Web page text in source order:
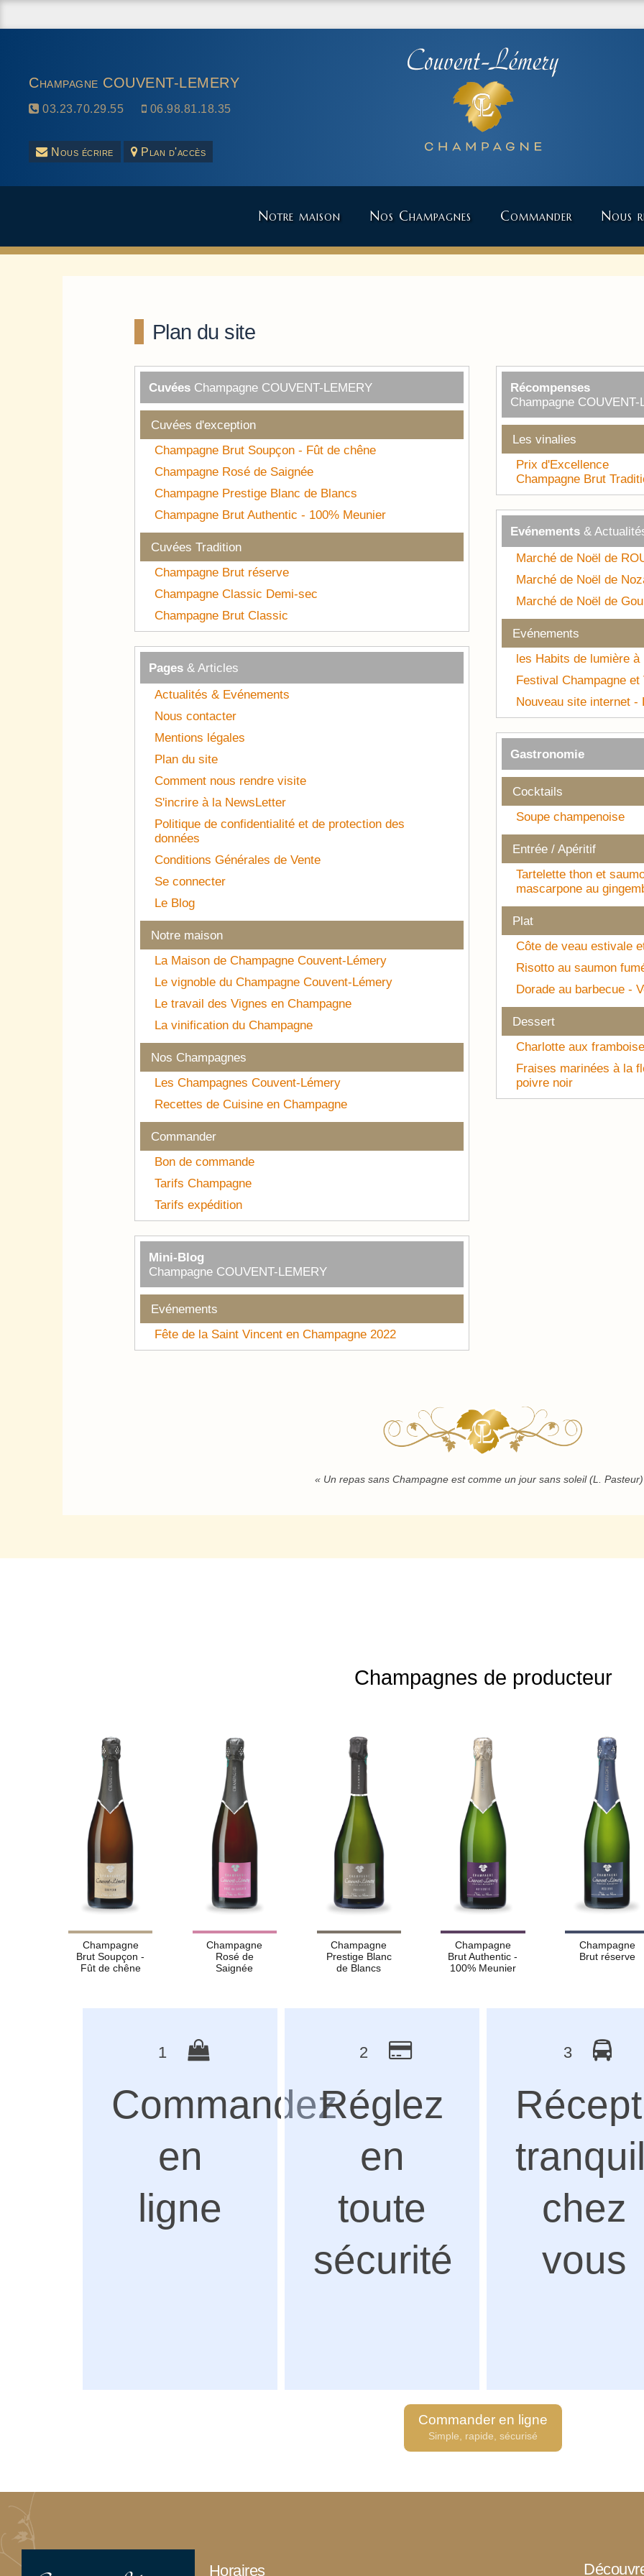
Champagne COUVENT-LEMERY
03.23.70.29.55 06.98.81.18.35
Nous écrire Plan d'accès
Notre maison Nos Champagnes Commander Nous
Plan du site
Cuvées Champagne COUVENT-LEMERY
Cuvées d'exception
Champagne Brut Soupçon - Fût de chêne
Champagne Rosé de Saignée
Champagne Prestige Blanc de Blancs
Champagne Brut Authentic - 100% Meunier
Cuvées Tradition
Champagne Brut réserve
Champagne Classic Demi-sec
Champagne Brut Classic
Pages & Articles
Actualités & Evénements
Nous contacter
Mentions légales
Plan du site
Comment nous rendre visite
S'incrire à la NewsLetter
Politique de confidentialité et de protection des
données
Conditions Générales de Vente
Se connecter
Le Blog
Notre maison
La Maison de Champagne Couvent-Lémery
Le vignoble du Champagne Couvent-Lémery
Le travail des Vignes en Champagne
La vinification du Champagne
Nos Champagnes
Les Champagnes Couvent-Lémery
Recettes de Cuisine en Champagne
Commander
Bon de commande
Tarifs Champagne
Tarifs expédition
Mini-Blog
Champagne COUVENT-LEMERY
Evénements
Fête de la Saint Vincent en Champagne 2022
Récompenses
Champagne COUVENT-
Les vinalies
Prix d'Excellence
Champagne Brut
Evénements&
Marché de Noël de
Marché de Noël de
Marché de Noël de
Evénements
les Habits de lumière à
Festival Champagne et
Nouveau site internet -
Gastronomie
Cocktails
Soupe champenoise
Entrée / Apéritif
Tartelette thon et
mascarpone au
Plat
Côte de veau estivale
Risotto au saumon
Dorade au barbecue -
Dessert
Charlotte aux
Fraises marinées à la
poivre noir
« Un repas sans Champagne est comme un jour sans soleil (L.
Champagnes de producteur
Champagne
Brut Soupçon -
Fût de chêne
Champagne
Rosé de
Saignée
Champagne
Prestige Blanc
de Blancs
Champagne
Brut Authentic -
100% Meunier
Champagne
Brut réserve
1
Commandez
en
ligne
2
Réglez
en
toute
sécurité
3
chez
vous
Commander en ligne
Simple, rapide, sécurisé
Horaires